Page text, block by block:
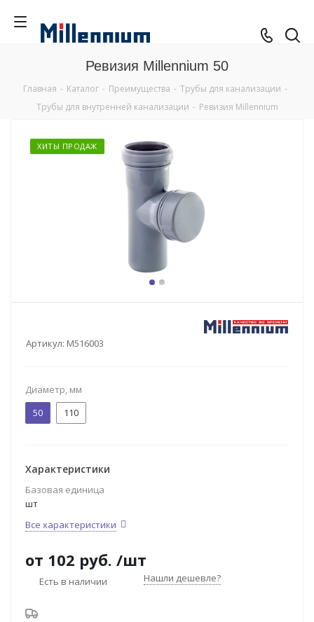
Ревизия Millennium 50
Главная - Каталог - Преимущества - Трубы для канализации -
Трубы для внутренней канализации - Ревизия Millennium
ХИТЫ ПРОДАЖ
Артикул: M516003
Диаметр, мм
50
110
Характеристики
Базовая единица
шт
Все характеристики
от 102 руб. /шт
Есть в наличии Нашли дешевле?